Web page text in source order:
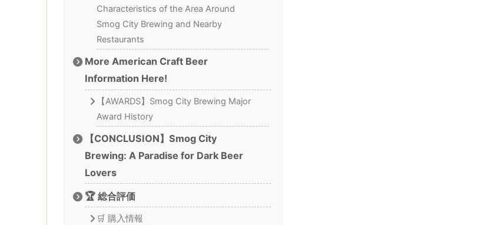
Characteristics of the Area Around
Smog City Brewing and Nearby
Restaurants
More American Craft Beer
Information Here!
【AWARDS】Smog City Brewing Major
Award History
【CONCLUSION】Smog City
Brewing: A Paradise for Dark Beer
Lovers
🏆 総合評価
🛒 購入情報